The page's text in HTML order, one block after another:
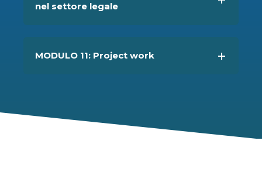
nel settore legale
MODULO 11: Project work